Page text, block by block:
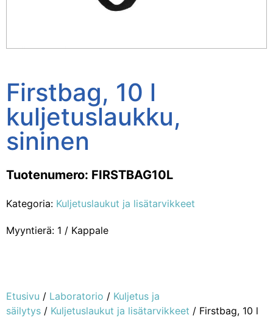
Firstbag, 10 l
kuljetuslaukku,
sininen
Tuotenumero: FIRSTBAG10L
Kategoria: Kuljetuslaukut ja lisätarvikkeet
Myyntierä: 1 / Kappale
Etusivu / Laboratorio / Kuljetus ja
säilytys / Kuljetuslaukut ja lisätarvikkeet / Firstbag, 10 l